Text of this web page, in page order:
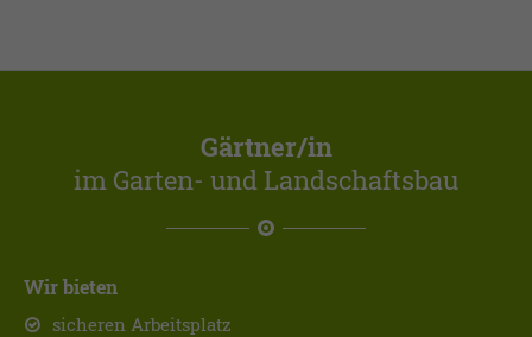
Gärtner/in
im Garten- und Landschaftsbau
Wir bieten
sicheren Arbeitsplatz